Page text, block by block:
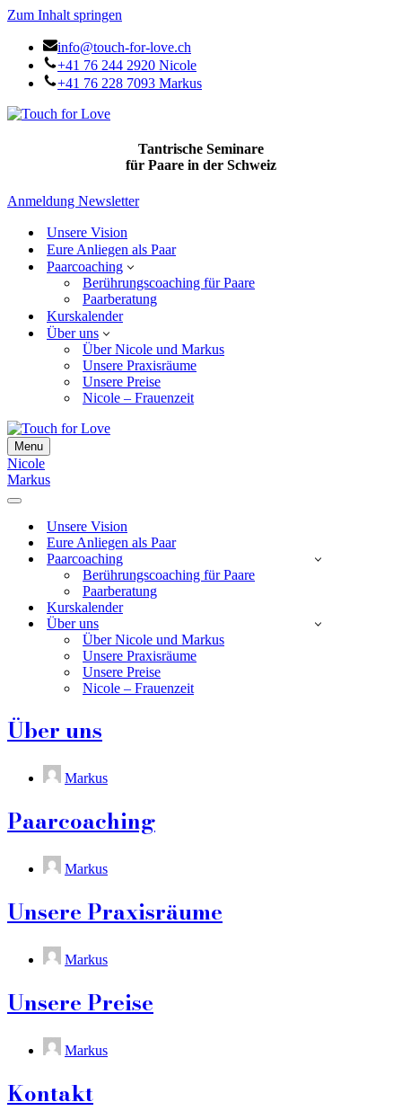
Zum Inhalt springen
info@touch-for-love.ch
+41 76 244 2920 Nicole
+41 76 228 7093 Markus
Tantrische Seminare
für Paare in der Schweiz
Anmeldung Newsletter
Unsere Vision
Eure Anliegen als Paar
Paarcoaching
Berührungscoaching für Paare
Paarberatung
Kurskalender
Über uns
Über Nicole und Markus
Unsere Praxisräume
Unsere Preise
Nicole – Frauenzeit
Menu
Navigationsmenü
Nicole
Markus
Navigationsmenü
Unsere Vision
Eure Anliegen als Paar
Paarcoaching
Berührungscoaching für Paare
Paarberatung
Kurskalender
Über uns
Über Nicole und Markus
Unsere Praxisräume
Unsere Preise
Nicole – Frauenzeit
Über uns
Markus
Paarcoaching
Markus
Unsere Praxisräume
Markus
Unsere Preise
Markus
Kontakt